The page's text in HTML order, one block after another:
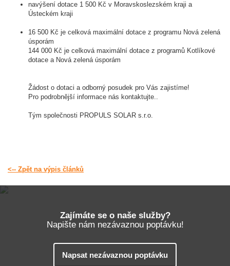
navýšení dotace 1 500 Kč v Moravskoslezském kraji a
Ústeckém kraji
16 500 Kč je celková maximální dotace z programu Nová zelená
úsporám
144 000 Kč je celková maximální dotace z programů Kotlíkové
dotace a Nová zelená úsporám
Žádost o dotaci a odborný posudek pro Vás zajistíme!
Pro podrobnější informace nás kontaktujte..
Tým společnosti PROPULS SOLAR s.r.o.
<-- Zpět na výpis článků
Zajímáte se o naše služby?
Napište nám nezávaznou poptávku!
Napsat nezávaznou poptávku